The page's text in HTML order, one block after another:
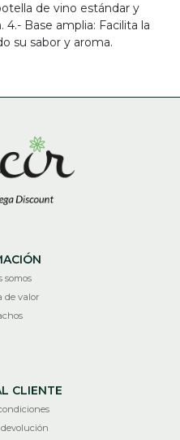
de vino estándar y
Base amplia: Facilita la
su sabor y aroma.
somos
de valor
CLIENTE